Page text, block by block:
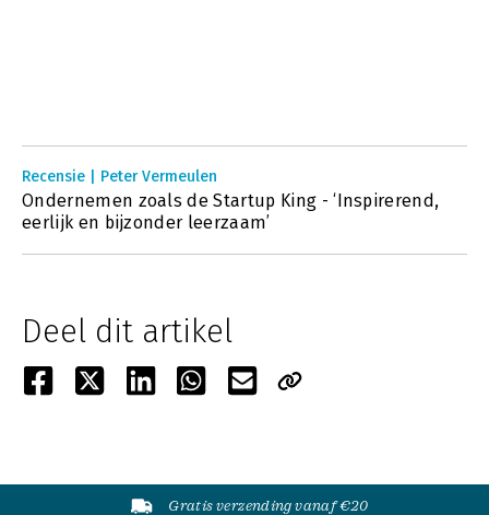
Recensie | Peter Vermeulen
Ondernemen zoals de Startup King - ‘Inspirerend,
eerlijk en bijzonder leerzaam’
Deel dit artikel
Gratis verzending vanaf €20